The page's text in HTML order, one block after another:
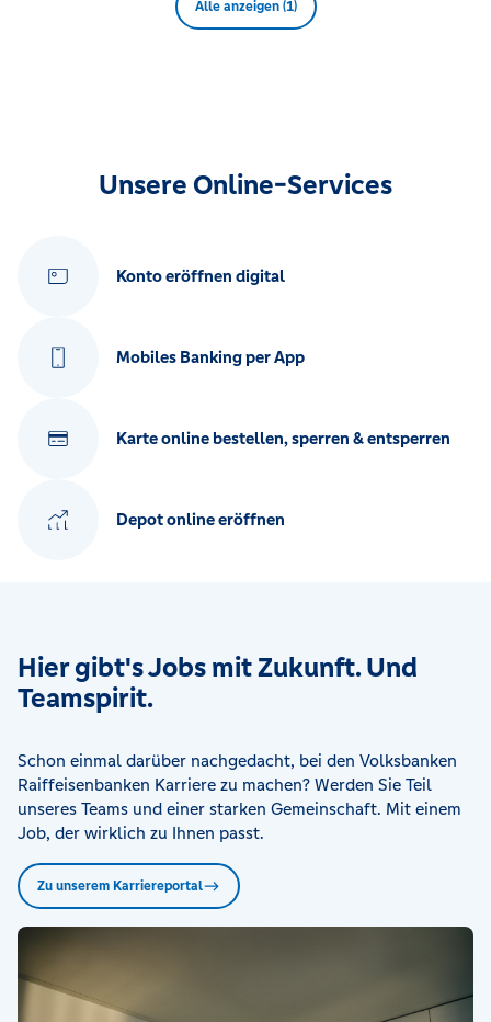
Alle anzeigen (1)
Unsere Online-Services
Konto eröffnen digital
Mobiles Banking per App
Karte online bestellen, sperren & entsperren
Depot online eröffnen
Hier gibt's Jobs mit Zukunft. Und
Teamspirit.
Schon einmal darüber nachgedacht, bei den Volksbanken
Raiffeisenbanken Karriere zu machen? Werden Sie Teil
unseres Teams und einer starken Gemeinschaft. Mit einem
Job, der wirklich zu Ihnen passt.
Zu unserem Karriereportal